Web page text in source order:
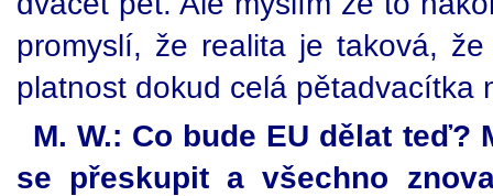
promyslí, že realita je taková,
platnost dokud celá pětadvacítka
M. W.: Co bude EU dělat
se přeskupit a všechno